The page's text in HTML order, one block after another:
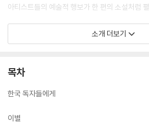
아티스트들의 예술적 행보가 한 편의 소설처럼
영역에서 활동하고 있다. 1970년대에 시적인 가
(Horses)』는 ‘세계의 명반 100’ 안에 들기도 했
「올리버스톤의 킬러」 삽입곡이기도 한 「로큰
소개 더보기
목차
한국 독자들에게
이별